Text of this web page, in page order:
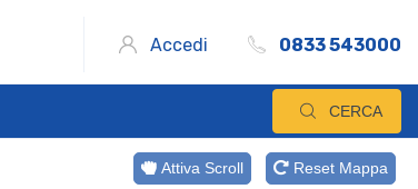
Accedi 0833 543000
CERCA
Attiva Scroll Reset Mappa